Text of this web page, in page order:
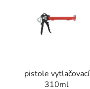
pistole vytlačovací
310ml